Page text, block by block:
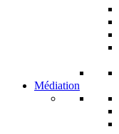
Médiation